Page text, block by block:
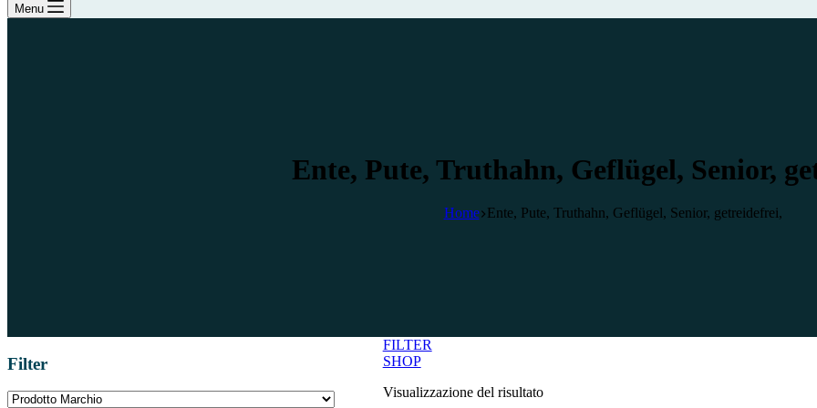
Menu
Ente, Pute, Truthahn, Geflügel, Senior,
Home Ente, Pute, Truthahn, Geflügel, Senior, getreidefrei,
FILTER
SHOP
Visualizzazione del risultato
Filter